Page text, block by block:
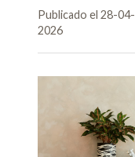
Publicado el 28-04-
2026